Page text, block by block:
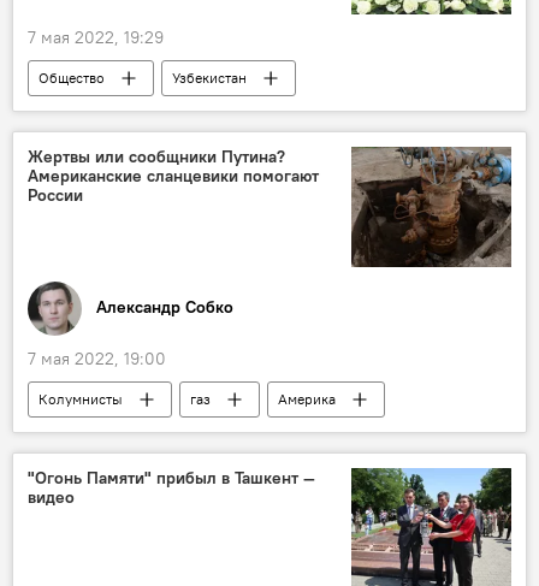
7 мая 2022, 19:29
Общество
Узбекистан
Таджикистан
бизнес-форум
Туризм
Жертвы или сообщники Путина?
Американские сланцевики помогают
России
Александр Собко
7 мая 2022, 19:00
Колумнисты газ Америка
"Огонь Памяти" прибыл в Ташкент —
видео